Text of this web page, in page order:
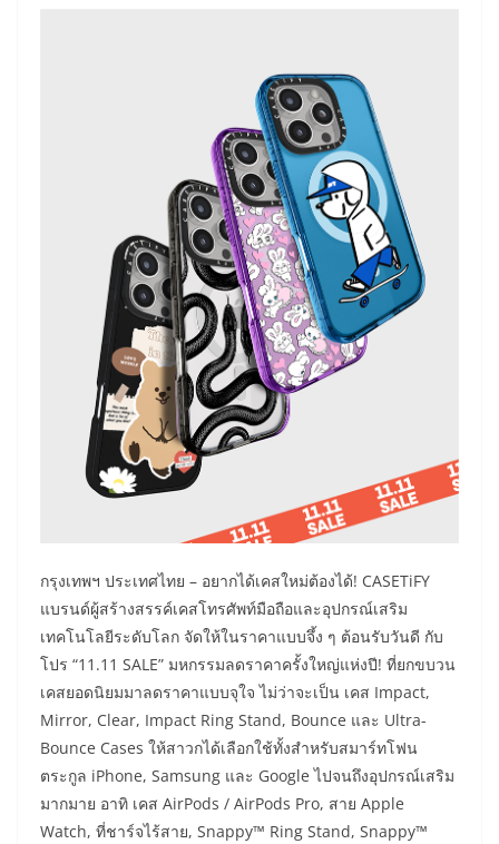
กรุงเทพฯ ประเทศไทย – อยากได้เคสใหม่ต้องได้! CASETiFY
แบรนด์ผู้สร้างสรรค์เคสโทรศัพท์มือถือและอุปกรณ์เสริม
เทคโนโลยีระดับโลก จัดให้ในราคาแบบจึ้ง ๆ ต้อนรับวันดี กับ
โปร “11.11 SALE” มหกรรมลดราคาครั้งใหญ่แห่งปี! ที่ยกขบวน
เคสยอดนิยมมาลดราคาแบบจุใจ ไม่ว่าจะเป็น เคส Impact,
Mirror, Clear, Impact Ring Stand, Bounce และ Ultra-
Bounce Cases ให้สาวกได้เลือกใช้ทั้งสำหรับสมาร์ทโฟน
ตระกูล iPhone, Samsung และ Google ไปจนถึงอุปกรณ์เสริม
มากมาย อาทิ เคส AirPods / AirPods Pro, สาย Apple
Watch, ที่ชาร์จไร้สาย, Snappy™ Ring Stand, Snappy™